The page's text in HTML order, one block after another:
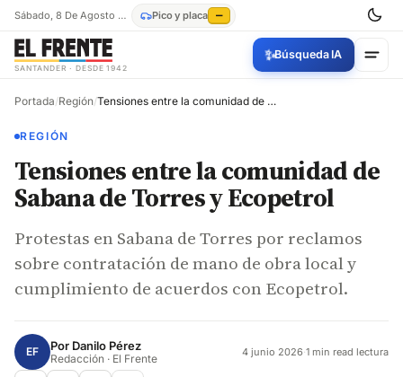
Sábado, 8 De Agosto De 2026 Pico y placa —
SANTANDER · DESDE 1942
✨Búsqueda IA
Portada/Región/ Tensiones entre la comunidad de Sabana de Torres y Ecopetrol
REGIÓN
Tensiones entre la comunidad de
Sabana de Torres y Ecopetrol
Protestas en Sabana de Torres por reclamos
sobre contratación de mano de obra local y
cumplimiento de acuerdos con Ecopetrol.
EF Por Danilo Pérez
Redacción · El Frente 4 junio 2026·1 min read lectura